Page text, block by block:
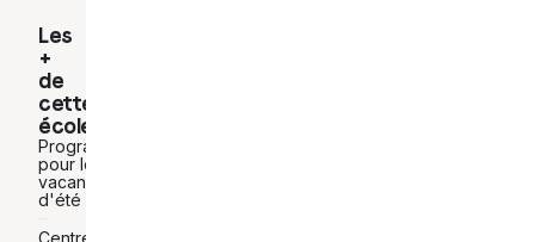
Les
+
de
cette
école
Programme
pour les
vacances
d'été
Centre-